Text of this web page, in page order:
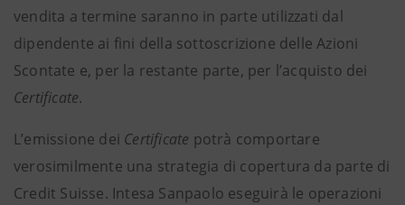
vendita a termine saranno in parte utilizzati dal
dipendente ai fini della sottoscrizione delle Azioni
Scontate e, per la restante parte, per l’acquisto dei
Certificate.
L’emissione dei Certificate potrà comportare
verosimilmente una strategia di copertura da parte di
Credit Suisse. Intesa Sanpaolo eseguirà le operazioni